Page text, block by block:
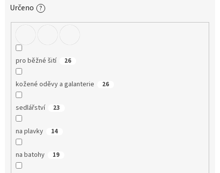
Určeno ?
pro běžné šití 26
kožené oděvy a galanterie 26
sedlářství 23
na plavky 14
na batohy 19